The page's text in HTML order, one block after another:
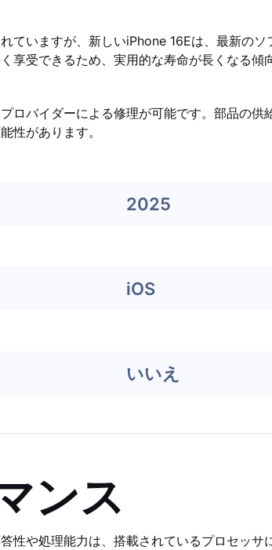
ていますが、新しいiPhone 16Eは、最新のソ
享受できるため、実用的な寿命が長くなる傾
ロバイダーによる修理が可能です。部品の供
性があります。
2025
iOS
いいえ
ンス
性や処理能力は、搭載されているプロセッサ